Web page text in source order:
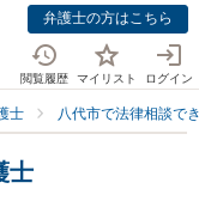
弁護士の方はこちら
閲覧履歴 マイリスト ログイン
士 八代市で法律相談で
士